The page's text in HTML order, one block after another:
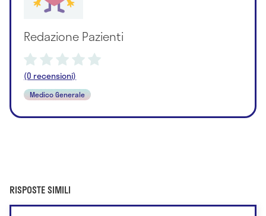
Redazione Pazienti
(0 recensioni)
Medico Generale
RISPOSTE SIMILI